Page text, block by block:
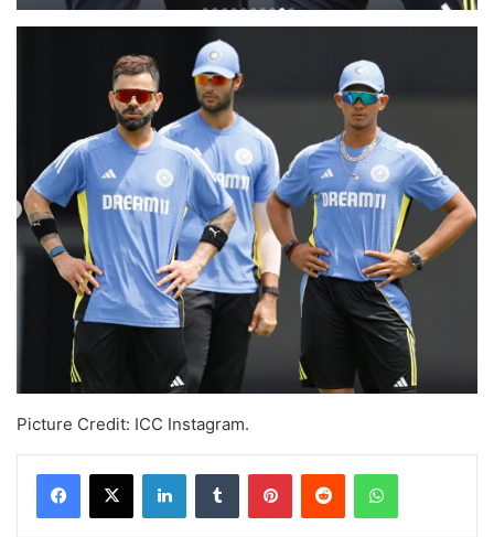
Picture Credit: ICC Instagram.
LinkedInTumblr PinterestReddit WhatsApp